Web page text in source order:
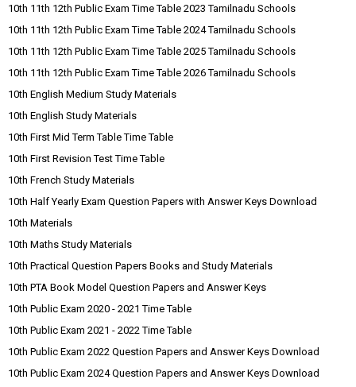
10th 11th 12th Public Exam Time Table 2023 Tamilnadu Schools
10th 11th 12th Public Exam Time Table 2024 Tamilnadu Schools
10th 11th 12th Public Exam Time Table 2025 Tamilnadu Schools
10th 11th 12th Public Exam Time Table 2026 Tamilnadu Schools
10th English Medium Study Materials
10th English Study Materials
10th First Mid Term Table Time Table
10th First Revision Test Time Table
10th French Study Materials
10th Half Yearly Exam Question Papers with Answer Keys Download
10th Materials
10th Maths Study Materials
10th Practical Question Papers Books and Study Materials
10th PTA Book Model Question Papers and Answer Keys
10th Public Exam 2020 - 2021 Time Table
10th Public Exam 2021 - 2022 Time Table
10th Public Exam 2022 Question Papers and Answer Keys Download
10th Public Exam 2024 Question Papers and Answer Keys Download